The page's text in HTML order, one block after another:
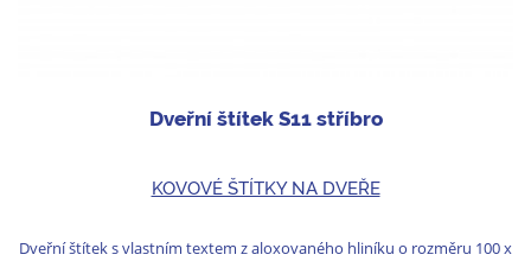
Dveřní štítek S11 stříbro
KOVOVÉ ŠTÍTKY NA DVEŘE
Dveřní štítek s vlastním textem z aloxovaného hliníku o rozměru 100 x